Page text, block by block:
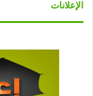
الإعلانات